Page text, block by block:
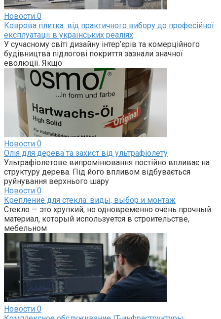
Новости 0
Коврова плитка: від практичного вибору до професійної
експлуатації в українських реаліях
У сучасному світі дизайну інтер’єрів та комерційного
будівництва підлогові покриття зазнали значної
еволюції. Якщо
Новости 0
Олія для дерева та захист від ультрафіолету
Ультрафіолетове випромінювання постійно впливає на
структуру дерева. Під його впливом відбувається
руйнування верхнього шару
Новости 0
Крепление для стекла: виды, выбор и монтаж
Стекло — это хрупкий, но одновременно очень прочный
материал, который используется в строительстве,
мебельном
Новости 0